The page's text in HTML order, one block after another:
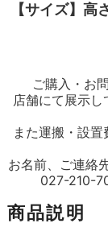
【サイズ】
ご購入・お
店舗にて展示
また運搬・設
お名前、ご連絡
027-210-
商品説明